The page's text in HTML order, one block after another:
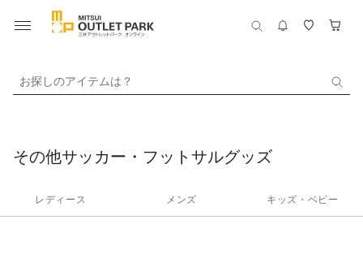
お探しのアイテムは？
その他サッカー・フットサルグッズ
レディース メンズ キッズ・ベビー